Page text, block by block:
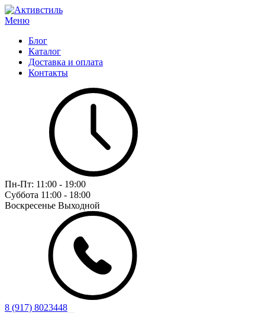
Меню
Блог
Каталог
Доставка и оплата
Контакты
Пн-Пт: 11:00 - 19:00
Суббота 11:00 - 18:00
Воскресенье Выходной
8 (917) 8023448